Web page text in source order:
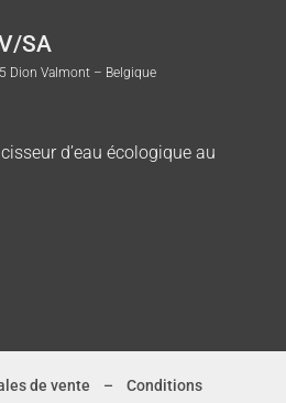
SA
Dion Valmont – Belgique
d’eau écologique au
de vente – Conditions